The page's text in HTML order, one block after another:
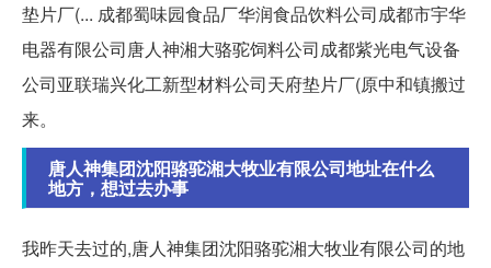
垫片厂(... 成都蜀味园食品厂华润食品饮料公司成都市宇华
电器有限公司唐人神湘大骆驼饲料公司成都紫光电气设备
公司亚联瑞兴化工新型材料公司天府垫片厂(原中和镇搬过
来。
唐人神集团沈阳骆驼湘大牧业有限公司地址在什么
地方，想过去办事
我昨天去过的,唐人神集团沈阳骆驼湘大牧业有限公司的地